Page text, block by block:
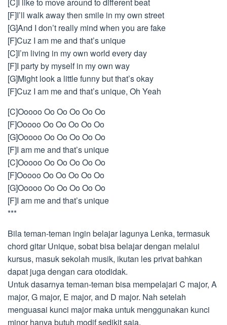
[F]I’ll walk away then smile in my own street
[G]And I don’t really mind when you are fake
[F]Cuz I am me and that’s unique
[C]I’m living in my own world every day
[F]I party by myself in my own way
[G]Might look a little funny but that’s okay
[F]Cuz I am me and that’s unique, Oh Yeah
[C]Ooooo Oo Oo Oo Oo Oo
[F]Ooooo Oo Oo Oo Oo Oo
[G]Ooooo Oo Oo Oo Oo Oo
[F]I am me and that’s unique
[C]Ooooo Oo Oo Oo Oo Oo
[F]Ooooo Oo Oo Oo Oo Oo
[G]Ooooo Oo Oo Oo Oo Oo
[F]I am me and that’s unique
***
Bila teman-teman ingin belajar lagunya Lenka, termasuk
chord gitar Unique, sobat bisa belajar dengan melalui
kursus, masuk sekolah musik, ikutan les privat bahkan
dapat juga dengan cara otodidak.
Untuk dasarnya teman-teman bisa mempelajari C major, A
major, G major, E major, and D major. Nah setelah
menguasai kunci major maka untuk menggunakan kunci
minor hanya butuh modif sedikit saja.